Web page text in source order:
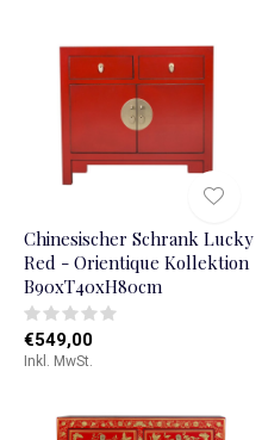
Chinesischer Schrank Lucky
Red - Orientique Kollektion
B90xT40xH80cm
€549,00
Inkl. MwSt.